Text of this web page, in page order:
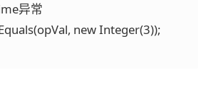
异常
new Integer(3));